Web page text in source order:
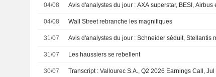
04/08 Avis d'analystes du jour : AXA superstar, BESI, Airbus
04/08 Wall Street rebranche les magnifiques
31/07 Avis d'analystes du jour : Schneider séduit, Stellantis
31/07 Les haussiers se rebellent
30/07 Transcript : Vallourec S.A., Q2 2026 Earnings Call, Jul